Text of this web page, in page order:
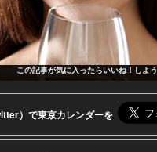
この記事が気に入ったらいいね！しよう
）で東京カレンダーを